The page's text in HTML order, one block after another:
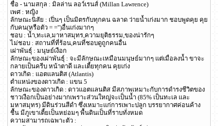
ชื่อ - นามสกุล : มิลล่าน ลอว์เรนส์ (Millan Lawrence)
เพศ : หญิง
ลักษณะนิสัย : เปิ่นๆ เป็นมิตรกับทุกคน ฉลาด ว่ายน้ำเก่งมาก ชอบพูดคุย คุย
กับคน(หรือตัว = =")อื่นเก่งมากๆ
ชอบ : น้ำ,ทะเล,มาหาสมุทร,ความยุติธรรม,ของน่ารักๆ
ไม่ชอบ : สถานที่ที่ร้อน,คนที่ชอบดูถูกคนอื่น
เผ่าพันธุ์ : มนุษย์เงือก
ลักษณะของเผ่าพันธุ์ : จะมีลักษณะเหมือนมนุษย์มากๆ แต่เมื่อลงน้ำ ขาจะ
กลายเป็นครีบ หน้าตาดี และเตี้ยทุกคน คุยเก่ง
ดาวเกิด : แอตแลนติส (Atlantis)
ตำแหน่งของดาวเกิด : แขน 5
ลักษณะของดาวเกิด : ดาวแอตแลนติส มีสภาพเหมาะกับการดำรงชีวิตของ
ชาวเงือกเป็นอย่างมากเพราะส่วนใหญ่จะเป็นน้ำ (85% เป็นทะเล และ
มหาสมุทร) มีดินร่วนสีดำ ซึ่งเหมาะแก่การเพาะปลูก บรรยากาศค่อนค้าง
ชื้น มีภูเขาเตี้ยเป็นหย่อมๆ พื้นดินเป็นที่ราบทั่งหมด
ความสามารถเฉพาะตัว :